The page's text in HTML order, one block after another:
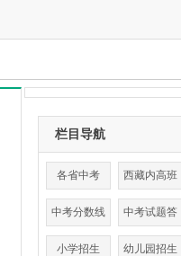
栏目导航
各省中考 西藏内高班
中考分数线
中考试题答
案
小学招生
幼儿园招生